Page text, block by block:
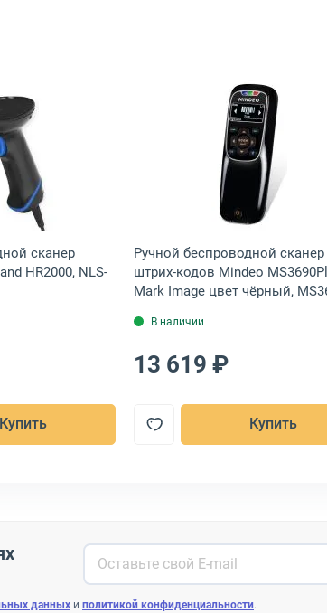
чёрный, DS2278-SR7U2100PRW
кодов Newland HR52 Bonito, NLS-HR52-DUO-S5
товар: Ручной беспроводной сканер штрих-
сканер
HR2000, NLS-
Купить
Открыть
Ручной беспроводной сканер
штрих-кодов Mindeo
Mark Image цвет чёрный,
В наличии
13 619 ₽
Купить
данных и политикой конфиденциальности.